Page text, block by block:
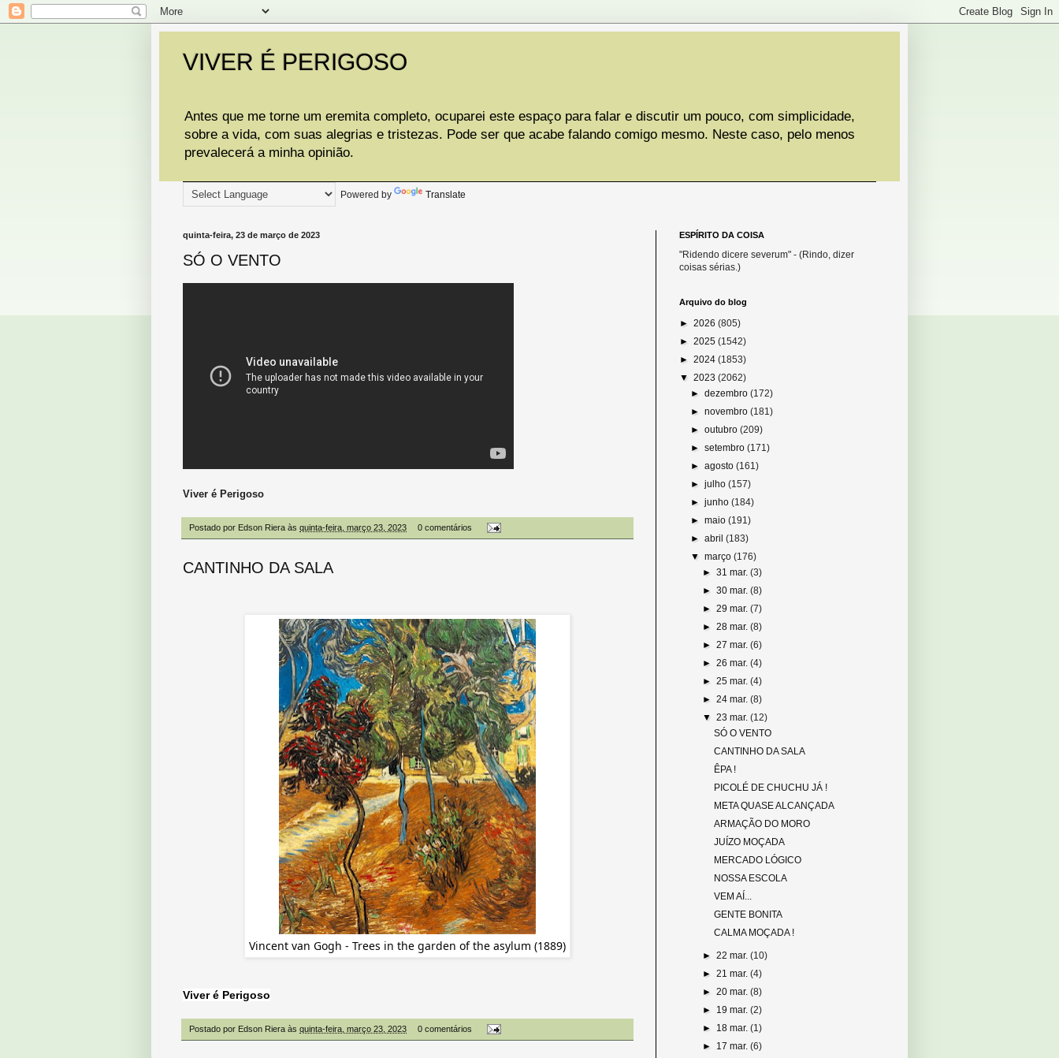
VIVER É PERIGOSO
Antes que me torne um eremita completo, ocuparei este espaço para falar e discutir um pouco, com simplicidade,
sobre a vida, com suas alegrias e tristezas. Pode ser que acabe falando comigo mesmo. Neste caso, pelo menos
prevalecerá a minha opinião.
Powered by Translate
quinta-feira, 23 de março de 2023
SÓ O VENTO
Viver é Perigoso
Postado por Edson Riera às quinta-feira, março 23, 2023 0 comentários
CANTINHO DA SALA
Vincent van Gogh - Trees in the garden of the asylum (1889)
Viver é Perigoso
Postado por Edson Riera às quinta-feira, março 23, 2023 0 comentários
ESPÍRITO DA COISA
"Ridendo dicere severum" - (Rindo, dizer
coisas sérias.)
Arquivo do blog
► 2026 (805)
► 2025 (1542)
► 2024 (1853)
▼ 2023 (2062)
►dezembro(172)
►novembro(181)
►outubro(209)
►setembro(171)
►agosto(161)
►julho(157)
►junho(184)
►maio(191)
►abril(183)
▼março(176)
► 31 mar. (3)
► 30 mar. (8)
► 29 mar. (7)
► 28 mar. (8)
► 27 mar. (6)
► 26 mar. (4)
► 25 mar. (4)
► 24 mar. (8)
▼ 23 mar. (12)
SÓ O VENTO
CANTINHO DA SALA
ÊPA !
PICOLÉ DE CHUCHU JÁ !
META QUASE ALCANÇADA
ARMAÇÃO DO MORO
JUÍZO MOÇADA
MERCADO LÓGICO
NOSSA ESCOLA
VEM AÍ...
GENTE BONITA
CALMA MOÇADA !
► 22 mar. (10)
► 21 mar. (4)
► 20 mar. (8)
► 19 mar. (2)
► 18 mar. (1)
► 17 mar. (6)